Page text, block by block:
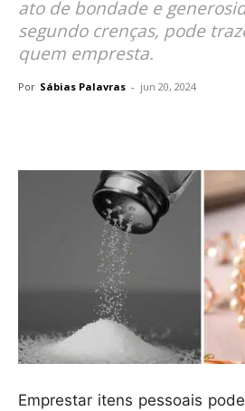
ato de bondade e
segundo crenças, pode
quem empresta.
Por Sábias Palavras - jun 20, 2024
Emprestar itens pessoais